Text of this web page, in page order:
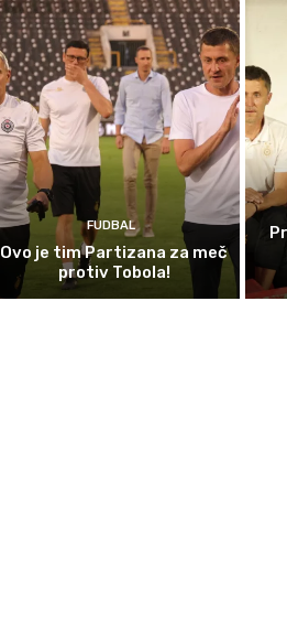
FUDBAL
Ovo je tim Partizana za meč
protiv Tobola!